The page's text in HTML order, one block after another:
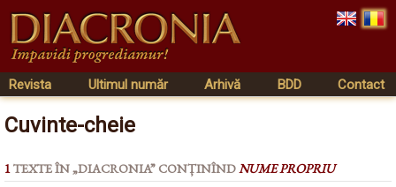
Revista Ultimul număr Arhivă BDD Contact
Cuvinte-cheie
1TEXTE ÎN „DIACRONIA” CONȚINÎNDNUME PROPRIU